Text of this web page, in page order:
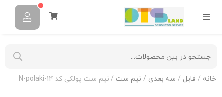
خانه / فایل / سه بعدی / نیم ست / نیم ست پولکی کد N-polaki-14